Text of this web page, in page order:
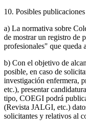
10. Posibles
a) La normativa sobre
de mostrar un registro de
profesionales" que queda
b) Con el objetivo de
posible, en caso de
investigación enfermera,
etc.), presentar
tipo, COEGI podrá
(Revista JALGI, etc.)
solicitantes y relativos al